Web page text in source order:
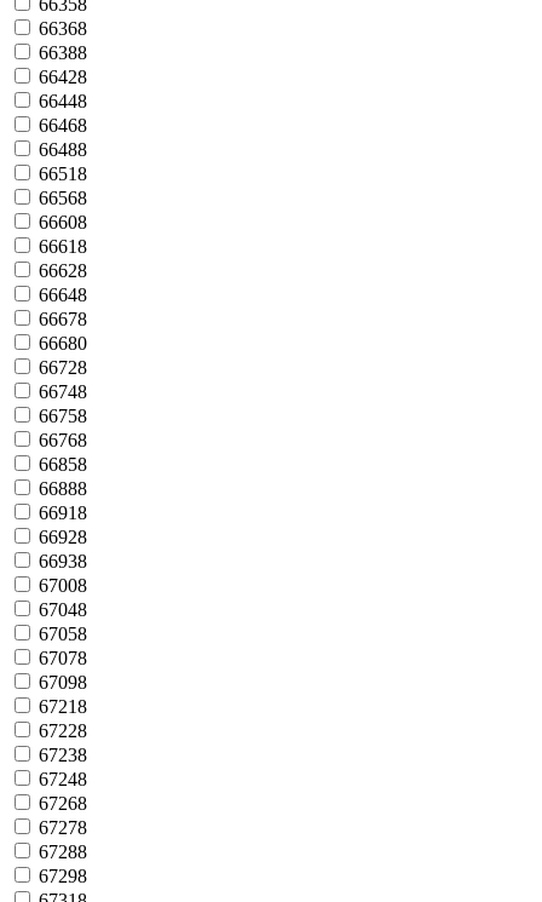
66368
66388
66428
66448
66468
66488
66518
66568
66608
66618
66628
66648
66678
66680
66728
66748
66758
66768
66858
66888
66918
66928
66938
67008
67048
67058
67078
67098
67218
67228
67238
67248
67268
67278
67288
67298